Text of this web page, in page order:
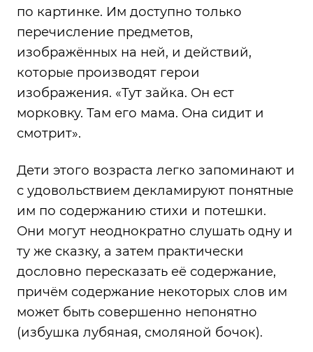
по картинке. Им доступно только
перечисление предметов,
изображённых на ней, и действий,
которые производят герои
изображения. «Тут зайка. Он ест
морковку. Там его мама. Она сидит и
смотрит».
Дети этого возраста легко запоминают и
с удовольствием декламируют понятные
им по содержанию стихи и потешки.
Они могут неоднократно слушать одну и
ту же сказку, а затем практически
дословно пересказать её содержание,
причём содержание некоторых слов им
может быть совершенно непонятно
(избушка лубяная, смоляной бочок).